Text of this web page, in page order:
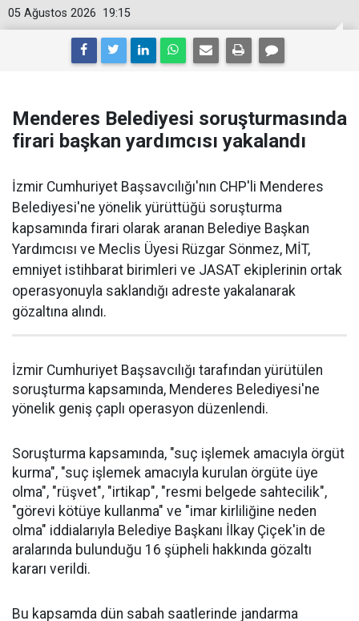
19:15
05 Ağustos 2026
Menderes Belediyesi soruşturmasında
firari başkan yardımcısı yakalandı
İzmir Cumhuriyet Başsavcılığı'nın CHP'li Menderes
Belediyesi'ne yönelik yürüttüğü soruşturma
kapsamında firari olarak aranan Belediye Başkan
Yardımcısı ve Meclis Üyesi Rüzgar Sönmez, MİT,
emniyet istihbarat birimleri ve JASAT ekiplerinin ortak
operasyonuyla saklandığı adreste yakalanarak
gözaltına alındı.
İzmir Cumhuriyet Başsavcılığı tarafından yürütülen
soruşturma kapsamında, Menderes Belediyesi'ne
yönelik geniş çaplı operasyon düzenlendi.
Soruşturma kapsamında, "suç işlemek amacıyla örgüt
kurma", "suç işlemek amacıyla kurulan örgüte üye
olma", "rüşvet", "irtikap", "resmi belgede sahtecilik",
"görevi kötüye kullanma" ve "imar kirliliğine neden
olma" iddialarıyla Belediye Başkanı İlkay Çiçek'in de
aralarında bulunduğu 16 şüpheli hakkında gözaltı
kararı verildi.
Bu kapsamda dün sabah saatlerinde jandarma